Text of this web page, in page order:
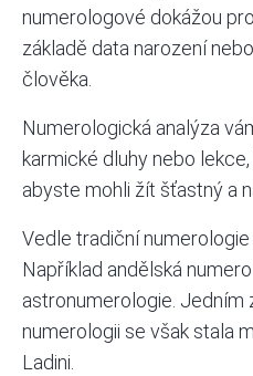
numerologové dokážou
základě data narození
člověka.
Numerologická analýza
karmické dluhy nebo
abyste mohli žít šťastný a
Vedle tradiční
Například andělská
astronumerologie. Jedním
numerologii se však stala
Ladini.